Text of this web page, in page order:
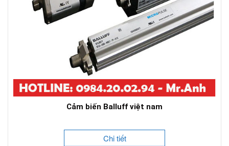
Cảm biến Balluff việt nam
Chi tiết